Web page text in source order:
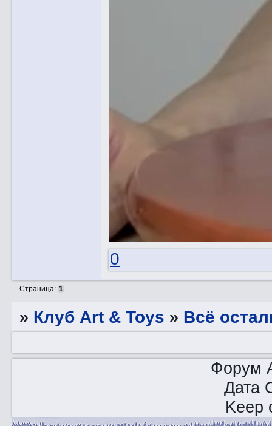
0
Страница: 1
» Клуб Art & Toys » Всё
Форум
Дата
Keep